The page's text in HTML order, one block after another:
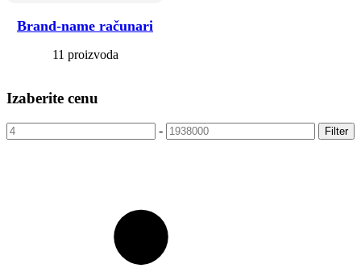
Brand-name računari
11 proizvoda
Izaberite cenu
- Filter